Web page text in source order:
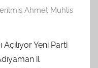
Ahmet Muhlis
Yeni Parti
il